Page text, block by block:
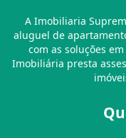
A Imobiliaria
aluguel de
com as soluções
Imobiliária presta